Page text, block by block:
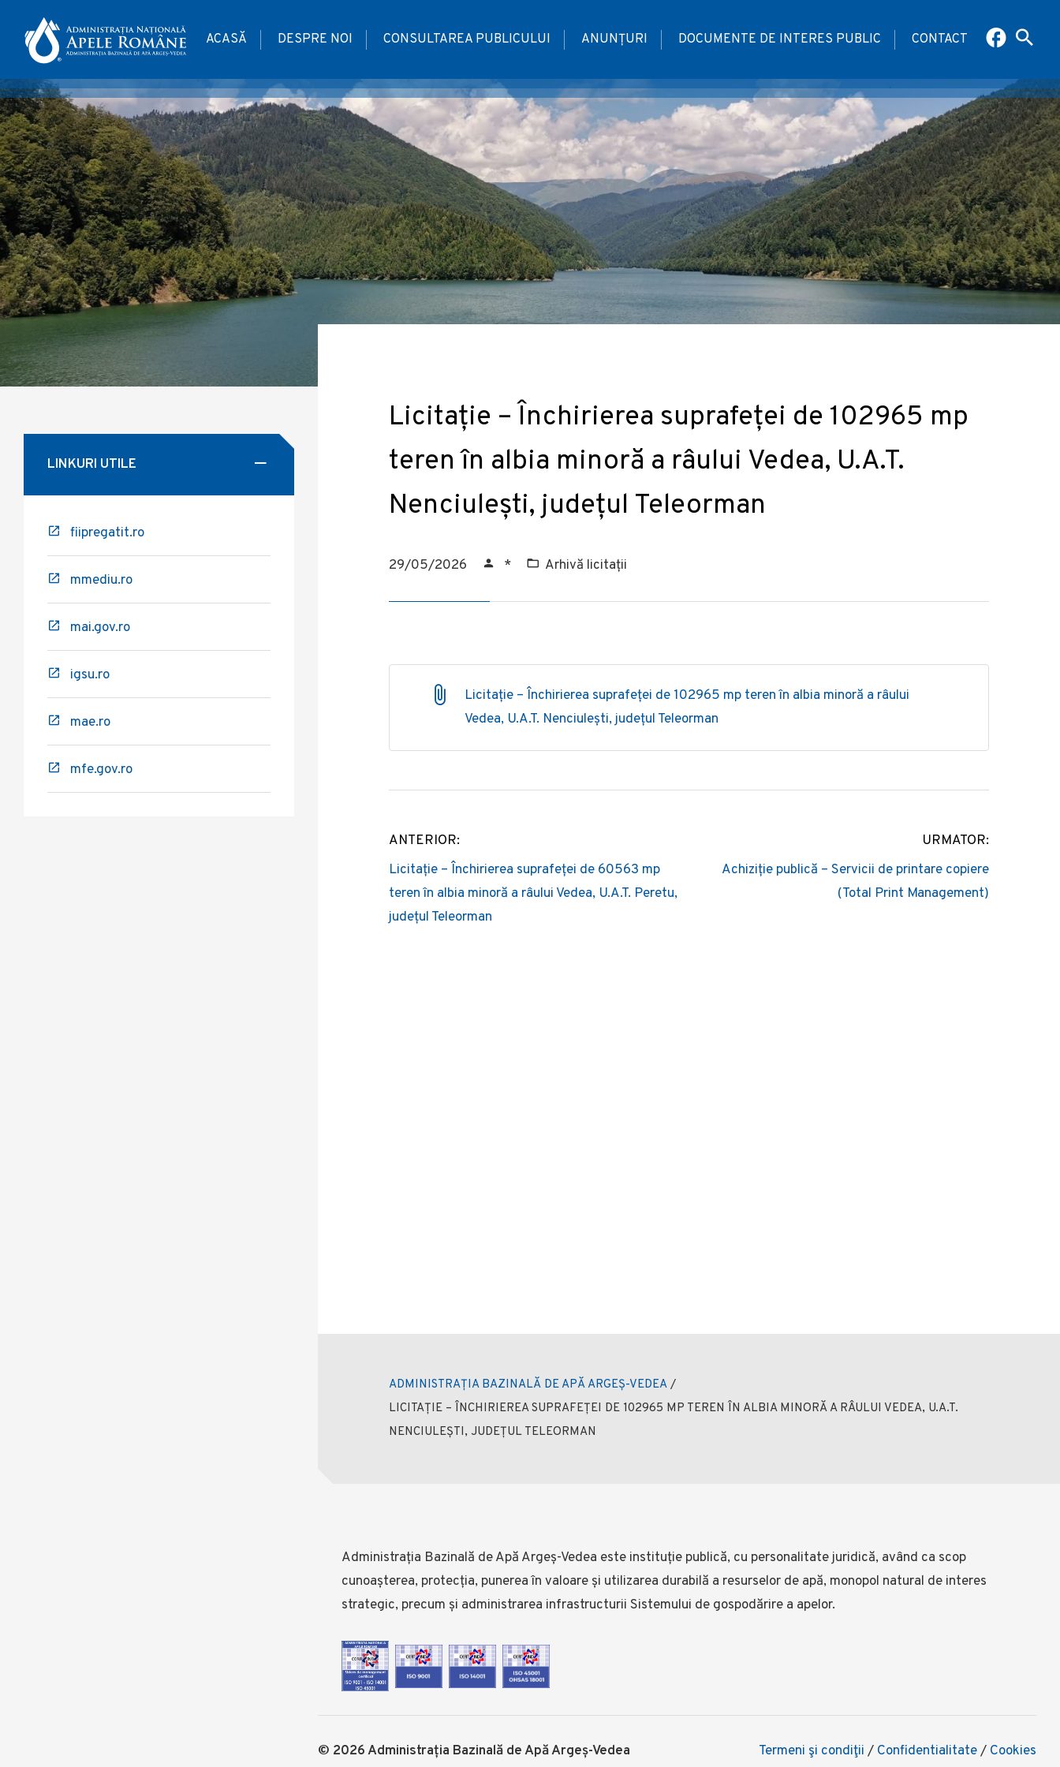
ACASĂ DESPRE NOI CONSULTAREA PUBLICULUI ANUNȚURI DOCUMENTE DE INTERES PUBLIC CONTACT
Licitație – Închirierea suprafeței de 102965 mp
teren în albia minoră a râului Vedea, U.A.T.
Nenciulești, județul Teleorman
29/05/2026 * Arhivă licitații
Licitație – Închirierea suprafeței de 102965 mp teren în albia minoră a râului
Vedea, U.A.T. Nenciulești, județul Teleorman
Post
navigation
ANTERIOR:
Licitație – Închirierea suprafeței de 60563 mp
teren în albia minoră a râului Vedea, U.A.T. Peretu,
județul Teleorman
URMATOR:
Achiziție publică – Servicii de printare copiere
(Total Print Management)
ADMINISTRAȚIA BAZINALĂ DE APĂ ARGEȘ-VEDEA /
LICITAȚIE – ÎNCHIRIEREA SUPRAFEȚEI DE 102965 MP TEREN ÎN ALBIA MINORĂ A RÂULUI VEDEA, U.A.T.
NENCIULEȘTI, JUDEȚUL TELEORMAN
LINKURI UTILE
fiipregatit.ro
mmediu.ro
mai.gov.ro
igsu.ro
mae.ro
mfe.gov.ro
Administrația Bazinală de Apă Argeș-Vedea este instituție publică, cu personalitate juridică, având ca scop
cunoașterea, protecția, punerea în valoare și utilizarea durabilă a resurselor de apă, monopol natural de interes
strategic, precum și administrarea infrastructurii Sistemului de gospodărire a apelor.
© 2026 Administrația Bazinală de Apă Argeș-Vedea Termeni şi condiţii / Confidentialitate/ Cookies